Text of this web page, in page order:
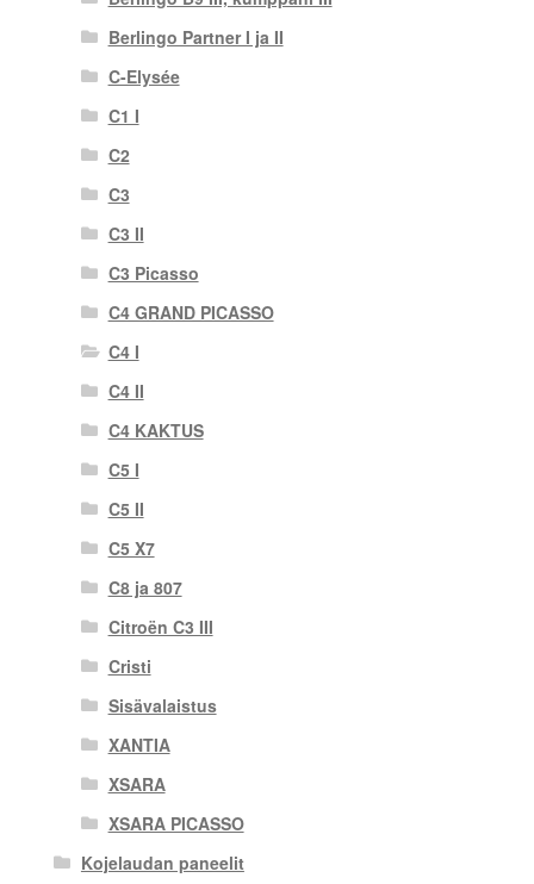
Berlingo Partner I ja II
C-Elysée
C1 I
C2
C3
C3 II
C3 Picasso
C4 GRAND PICASSO
C4 I
C4 II
C4 KAKTUS
C5 I
C5 II
C5 X7
C8 ja 807
Citroën C3 III
Cristi
Sisävalaistus
XANTIA
XSARA
XSARA PICASSO
Kojelaudan paneelit